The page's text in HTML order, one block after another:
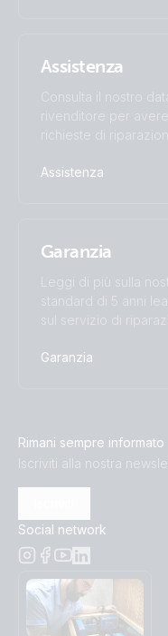
Assistenza
Consulta il nostro
rivenditore per
richieste di
Assistenza
Garanzia
Leggi di più sulla
standard di 5 anni
sul servizio di
Garanzia
Rimani sempre informato
Iscriviti alla nostra
Social network